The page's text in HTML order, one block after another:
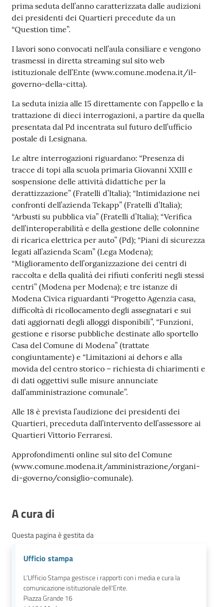
prima seduta dell’anno caratterizzata dalle audizioni
dei presidenti dei Quartieri precedute da un
“Question time”.
I lavori sono convocati nell’aula consiliare e vengono
trasmessi in diretta streaming sul sito web
istituzionale dell’Ente (www.comune.modena.it/il-
governo-della-citta).
La seduta inizia alle 15 direttamente con l’appello e la
trattazione di dieci interrogazioni, a partire da quella
presentata dal Pd incentrata sul futuro dell’ufficio
postale di Lesignana.
Le altre interrogazioni riguardano: “Presenza di
tracce di topi alla scuola primaria Giovanni XXIII e
sospensione delle attività didattiche per la
derattizzazione” (Fratelli d’Italia); “Intimidazione nei
confronti dell’azienda Tekapp” (Fratelli d’Italia);
“Arbusti su pubblica via” (Fratelli d’Italia); “Verifica
dell’interoperabilità e della gestione delle colonnine
di ricarica elettrica per auto” (Pd); “Piani di sicurezza
legati all’azienda Scam” (Lega Modena);
“Miglioramento dell’organizzazione dei centri di
raccolta e della qualità dei rifiuti conferiti negli stessi
centri” (Modena per Modena); e tre istanze di
Modena Civica riguardanti “Progetto Agenzia casa,
difficoltà di ricollocamento degli assegnatari e sui
dati aggiornati degli alloggi disponibili”, “Funzioni,
gestione e risorse pubbliche destinate allo sportello
Casa del Comune di Modena” (trattate
congiuntamente) e “Limitazioni ai dehors e alla
movida del centro storico – richiesta di chiarimenti e
di dati oggettivi sulle misure annunciate
dall’amministrazione comunale”.
Alle 18 è prevista l’audizione dei presidenti dei
Quartieri, preceduta dall’intervento dell’assessore ai
Quartieri Vittorio Ferraresi.
Approfondimenti online sul sito del Comune
(www.comune.modena.it/amministrazione/organi-
di-governo/consiglio-comunale).
A cura di
Questa pagina è gestita da
Ufficio stampa
L’Ufficio Stampa gestisce i rapporti con i media e cura la
comunicazione istituzionale dell'Ente.
Piazza Grande 16